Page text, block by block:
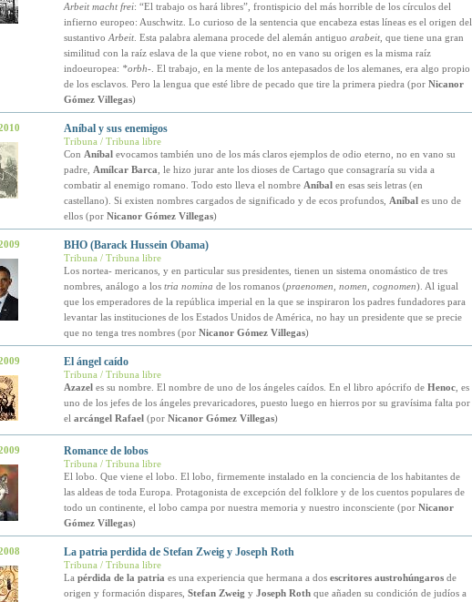
Arbeit macht frei: “El trabajo os hará libres”, frontispicio del más horrible de los círculos del
infierno europeo: Auschwitz. Lo curioso de la sentencia que encabeza estas líneas es el origen del
sustantivo Arbeit. Esta palabra alemana procede del alemán antiguo arabeit, que tiene una gran
similitud con la raíz eslava de la que viene robot, no en vano su origen es la misma raíz
indoeuropea: *orbh-. El trabajo, en la mente de los antepasados de los alemanes, era algo propio
de los esclavos. Pero la lengua que esté libre de pecado que tire la primera piedra (por Nicanor
Gómez Villegas)
Aníbal y sus enemigos
Tribuna / Tribuna libre
Con Aníbalevocamos también uno de los más claros ejemplos de odio eterno, no en vano su
padre, Amílcar Barca , le hizo jurar ante los dioses de Cartago que consagraría su vida a
combatir al enemigo romano. Todo esto lleva el nombre Aníbalen esas seis letras (en
castellano). Si existen nombres cargados de significado y de ecos profundos, Aníbales uno de
ellos (por Nicanor Gómez Villegas)
BHO (Barack Hussein Obama)
Tribuna / Tribuna libre
Los nortea- mericanos, y en particular sus presidentes, tienen un sistema onomástico de tres
nombres, análogo a los tria nomina de los romanos (praenomen, nomen, cognomen). Al igual
que los emperadores de la república imperial en la que se inspiraron los padres fundadores para
levantar las instituciones de los Estados Unidos de América, no hay un presidente que se precie
que no tenga tres nombres (por Nicanor Gómez Villegas)
El ángel caído
Tribuna / Tribuna libre
Azazeles su nombre. El nombre de uno de los ángeles caídos. En el libro apócrifo de Henoc, es
uno de los jefes de los ángeles prevaricadores, puesto luego en hierros por su gravísima falta por
el arcángel Rafael(por Nicanor Gómez Villegas)
Romance de lobos
Tribuna / Tribuna libre
El lobo. Que viene el lobo. El lobo, firmemente instalado en la conciencia de los habitantes de
las aldeas de toda Europa. Protagonista de excepción del folklore y de los cuentos populares de
todo un continente, el lobo campa por nuestra memoria y nuestro inconsciente (por Nicanor
Gómez Villegas)
La patria perdida de Stefan Zweig y Joseph Roth
Tribuna / Tribuna libre
La pérdida de la patria es una experiencia que hermana a dos escritores austrohúngarosde
origen y formación dispares, Stefan Zweig y Joseph Rothque añaden su condición de judíos a